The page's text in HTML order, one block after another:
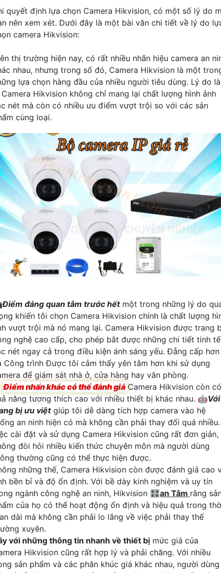
quyết định lựa chọn Camera Hikvision, có một số lý do
nên xem xét. Dưới đây là một bài văn chi tiết về lý do
camera Hikvision:
thị trường hiện nay, có rất nhiều nhãn hiệu camera an
nhau, nhưng trong số đó, Camera Hikvision là một
lựa chọn hàng đầu của nhiều người tiêu dùng. Lý do là
Hikvision không chỉ mang lại chất lượng hình ảnh
nét mà còn có nhiều ưu điểm vượt trội so với các sản
cùng loại.
Điểm đáng quan tâm trước hếtmột trong những lý do
khiến tôi chọn Camera Hikvision chính là chất lượng
vượt trội mà nó mang lại. Camera Hikvision được trang
nghệ cao cấp, cho phép bắt được những chi tiết tinh
nét ngay cả trong điều kiện ánh sáng yếu. Đẳng cấp hơn
Công trình Được tôi cảm thấy yên tâm hơn khi sử dụng
để giám sát nhà ở, cửa hàng hay văn phòng.
Điểm nhấn khác có thể đánh giá Camera Hikvision còn có
năng tương thích cao với nhiều thiết bị khác nhau. 🤖️Với
bị ưu việtgiúp tôi dễ dàng tích hợp camera vào hệ
an ninh hiện có mà không cần phải thay đổi quá nhiều.
cài đặt và sử dụng Camera Hikvision cũng rất đơn giản,
đòi hỏi nhiều kiến thức chuyên môn mà người dùng
thường cũng có thể thực hiện được.
những thế, Camera Hikvision còn được đánh giá cao
bền bỉ và độ ổn định. Với bề dày kinh nghiệm và uy tín
ngành công nghệ an ninh, Hikvision 🎛an Tâm rằng
của họ có thể hoạt động ổn định và hiệu quả trong
dài mà không cần phải lo lắng về việc phải thay thế
xuyên.
với những thông tin nhanh về thiết bị mức giá của
Hikvision cũng rất hợp lý và phải chăng. Với nhiều
sản phẩm và các phân khúc giá khác nhau, người dùng